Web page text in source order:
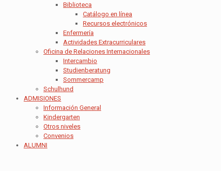
Biblioteca
Catálogo en línea
Recursos electrónicos
Enfermería
Actividades Extracurriculares
Oficina de Relaciones Internacionales
Intercambio
Studienberatung
Sommercamp
Schulhund
ADMISIONES
Información General
Kindergarten
Otros niveles
Convenios
ALUMNI